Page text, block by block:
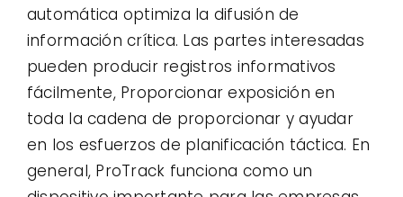
automática optimiza la difusión de
información crítica. Las partes interesadas
pueden producir registros informativos
fácilmente, Proporcionar exposición en
toda la cadena de proporcionar y ayudar
en los esfuerzos de planificación táctica. En
general, ProTrack funciona como un